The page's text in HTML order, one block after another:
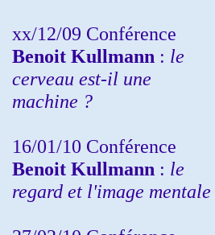
xx/12/09 Conférence
Benoit Kullmann : le
cerveau est-il une
machine ?
16/01/10 Conférence
Benoit Kullmann : le
regard et l'image mentale